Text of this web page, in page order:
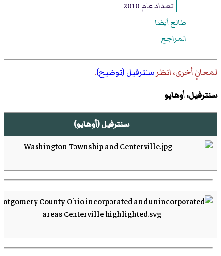
تعداد عام 2010
طالع أيضا
المراجع
لمعانٍ أخرى، انظرسنترفيل (توضيح).
سنترفيل، أوهايو
سنترفيل (أوهايو)